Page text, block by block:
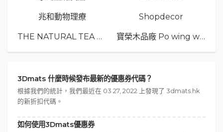
兆和動物理療 Shopdecor
THE NATURAL TEA Co. 寶榮木品廠 Po wing wood
3Dmats 什麼時候發布最新的優惠券代碼？
根據我們的統計，我們最近在 03 27, 2022 上發現了 3dmats.hk
的新折扣代碼。
如何使用3Dmats優惠券